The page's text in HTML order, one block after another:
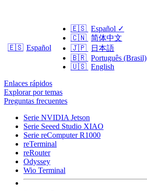
🇪🇸 Español
🇪🇸 Español ✓
🇨🇳 简体中文
🇯🇵
日本語
🇧🇷 Português (Brasil)
🇺🇸 English
Enlaces rápidos
Explorar por temas
Preguntas frecuentes
Serie NVIDIA Jetson
Serie Seeed Studio XIAO
Serie reComputer R1000
reTerminal
reRouter
Odyssey
Wio Terminal